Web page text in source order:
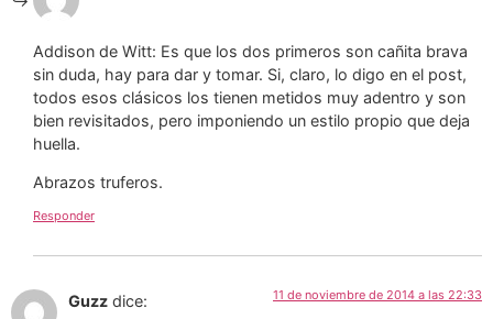
Addison de Witt: Es que los dos primeros son cañita brava
sin duda, hay para dar y tomar. Si, claro, lo digo en el post,
todos esos clásicos los tienen metidos muy adentro y son
bien revisitados, pero imponiendo un estilo propio que deja
huella.
Abrazos truferos.
Responder
Guzz dice: 11 de noviembre de 2014 a las 22:33